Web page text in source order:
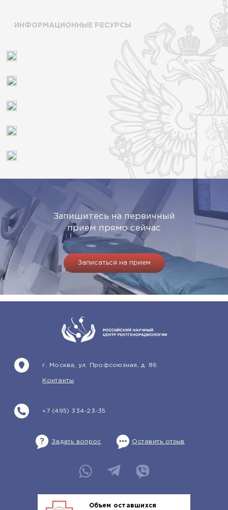
ИНФОРМАЦИОННЫЕ РЕСУРСЫ
Запишитесь на первичный
прием прямо сейчас
Записаться на прием
+7 (495) 334-23-35
г. Москва, ул. Профсоюзная, д. 86
Контакты
Задать вопрос Оставить отзыв
Объем оставшихся